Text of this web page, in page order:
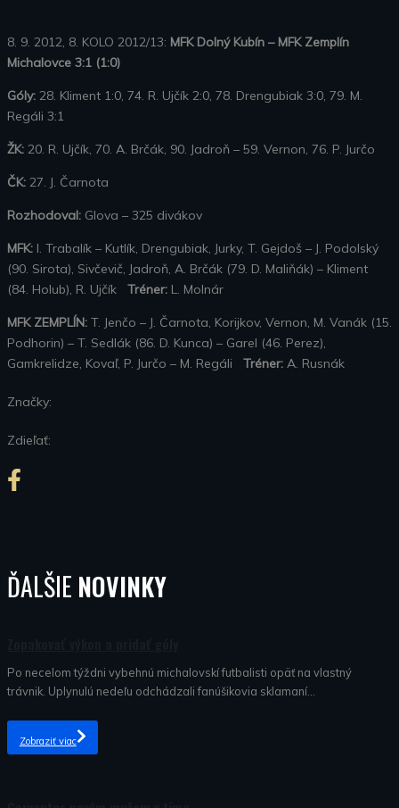
8. 9. 2012, 8. KOLO 2012/13: MFK Dolný Kubín – MFK Zemplín
Michalovce 3:1 (1:0)
Góly: 28. Kliment 1:0, 74. R. Ujčík 2:0, 78. Drengubiak 3:0, 79. M.
Regáli 3:1
ŽK: 20. R. Ujčík, 70. A. Brčák, 90. Jadroň – 59. Vernon, 76. P. Jurčo
ČK: 27. J. Čarnota
Rozhodoval: Glova – 325 divákov
MFK: I. Trabalík – Kutlík, Drengubiak, Jurky, T. Gejdoš – J. Podolský
(90. Sirota), Sivčevič, Jadroň, A. Brčák (79. D. Maliňák) – Kliment
(84. Holub), R. Ujčík
Tréner: L. Molnár
MFK ZEMPLÍN: T. Jenčo – J. Čarnota, Korijkov, Vernon, M. Vanák (15.
Podhorin) – T. Sedlák (86. D. Kunca) – Garel (46. Perez),
Gamkrelidze, Kovaľ, P. Jurčo – M. Regáli Tréner: A. Rusnák
Značky:
Zdieľať:
ĎALŠIE NOVINKY
Po necelom týždni vybehnú michalovskí futbalisti opäť na vlastný
trávnik. Uplynulú nedeľu odchádzali fanúšikovia sklamaní...
Zobraziť viac